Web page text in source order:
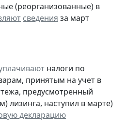
(реорганизованные) в
сведения за март
налоги по
принятым на учет в
предусмотренный
лизинга, наступил в марте)
декларацию